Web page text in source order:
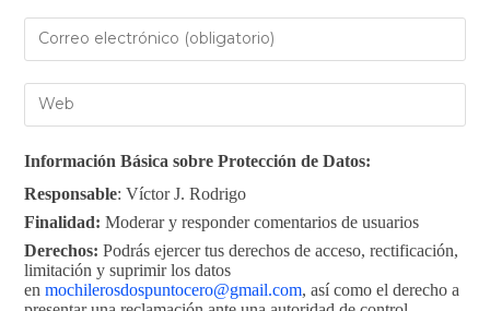
Información Básica sobre Protección de Datos:
Responsable: Víctor J. Rodrigo
Finalidad:Moderar y responder comentarios de usuarios
Derechos:Podrás ejercer tus derechos de acceso, rectificación,
limitación y suprimir los datos
enmochilerosdospuntocero@gmail.com, así como el derecho a